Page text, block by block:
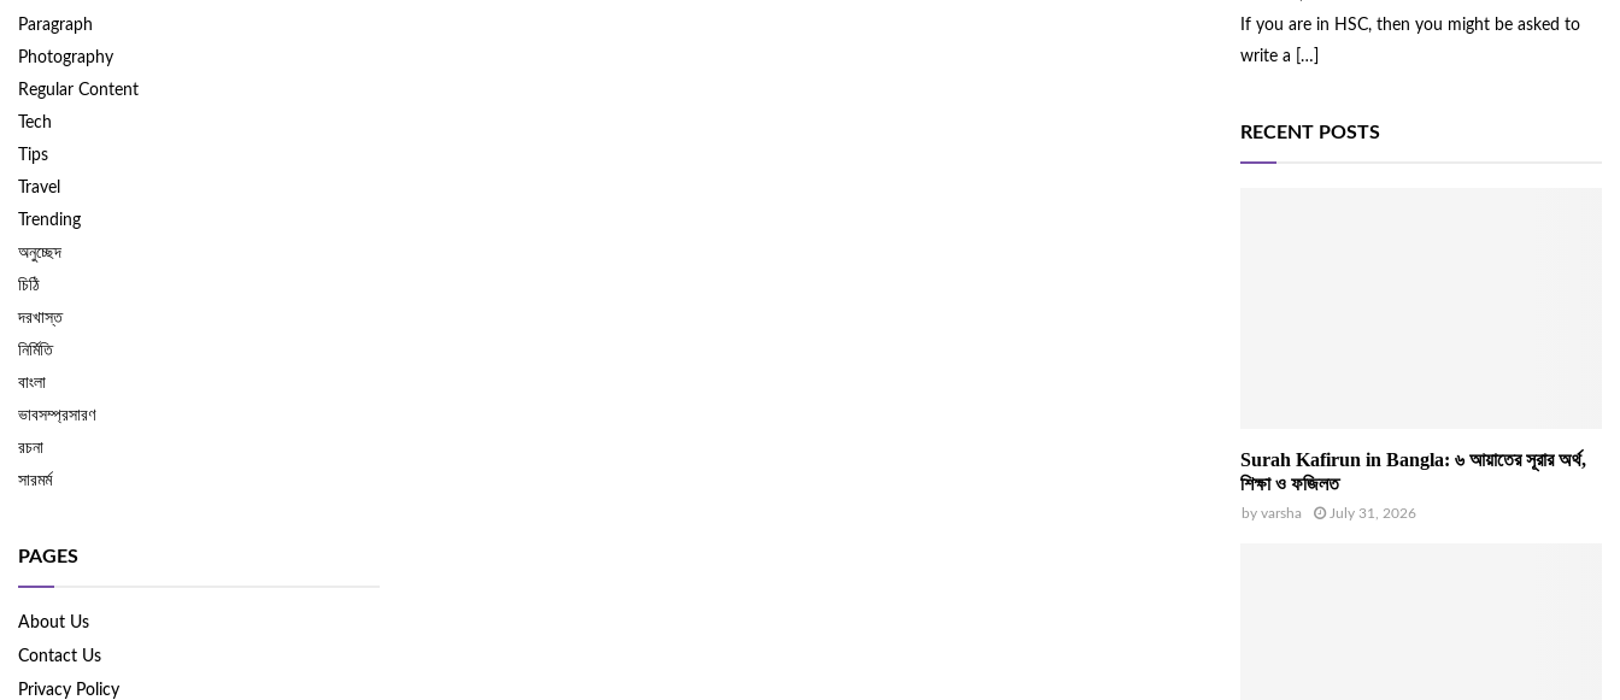
Paragraph
Photography
Regular Content
Tech
Tips
Travel
Trending
অনুচ্ছেদ
চিঠি
দরখাস্ত
নির্মিতি
বাংলা
ভাবসম্প্রসারণ
রচনা
সারমর্ম
PAGES
About Us
Contact Us
Privacy Policy
If you are in HSC, then you might be asked to
write a
[…]
RECENT POSTS
Surah Kafirun in Bangla: ৬ আয়াতের সূরার অর্থ,
শিক্ষা ও ফজিলত
by varsha July 31, 2026